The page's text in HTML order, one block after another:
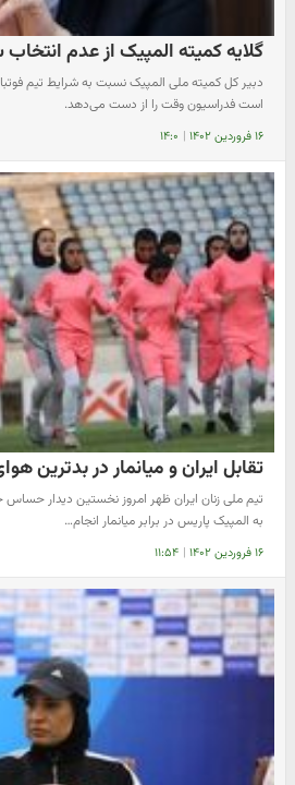
گلایه کمیته المپیک از عدم
دبیر کل کمیته ملی المپیک نسبت به شرایط تیم فوتبال
است فدراسیون وقت را از دست می‌دهد.
۱۶ فروردین ۱۴۰۲ | ۱۴:۰
تقابل ایران و میانمار در بدترین
تیم ملی زنان ایران ظهر امروز نخستین دیدار
به المپیک پاریس در برابر میانمار انجام…
۱۶ فروردین ۱۴۰۲ | ۱۱:۵۴